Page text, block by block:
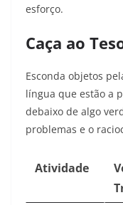
esforço.
Caça ao
Esconda objetos
língua que estão a
debaixo de algo
problemas e o
Atividade